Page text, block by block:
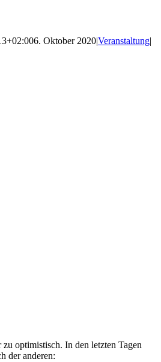
6. Oktober 2020|Veranstaltung|
optimistisch. In den letzten Tagen
der anderen: